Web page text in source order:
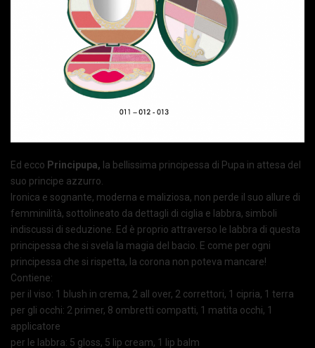
Ed ecco Principupa, la bellissima principessa di Pupa in attesa del
suo principe azzurro.
Ironica e sognante, moderna e maliziosa, non perde il suo allure di
femminilità, sottolineato da dettagli di ciglia e labbra, simboli
indiscussi di seduzione. Ed è proprio attraverso le labbra di questa
principessa che si svela la magia del bacio. E come per ogni
principessa che si rispetta, la corona non poteva mancare!
Contiene:
per il viso: 1 blush in crema, 2 all over, 2 correttori, 1 cipria, 1 terra
per gli occhi: 2 primer, 8 ombretti compatti, 1 matita occhi, 1
applicatore
per le labbra: 5 gloss, 5 lip cream, 1 lip balm